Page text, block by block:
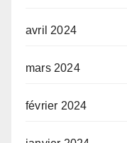
avril 2024
mars 2024
février 2024